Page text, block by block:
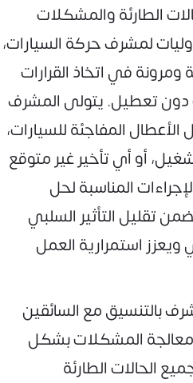
الطارئة والمشكلات
لمشرف حركة السيارات،
في اتخاذ القرارات
دون تعطيل. يتولى المشرف
المفاجئة للسيارات،
أو أي تأخير غير متوقع
المناسبة لحل
تقليل التأثير السلبي
استمرارية العمل
بالتنسيق مع السائقين
معالجة المشكلات بشكل
الحالات الطارئة